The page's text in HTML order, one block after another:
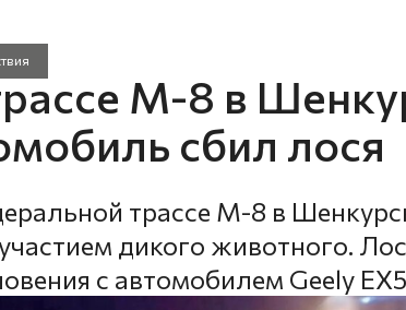
М-8 в
сбил лося
трассе М-8 в
дикого животного.
с автомобилем Geely